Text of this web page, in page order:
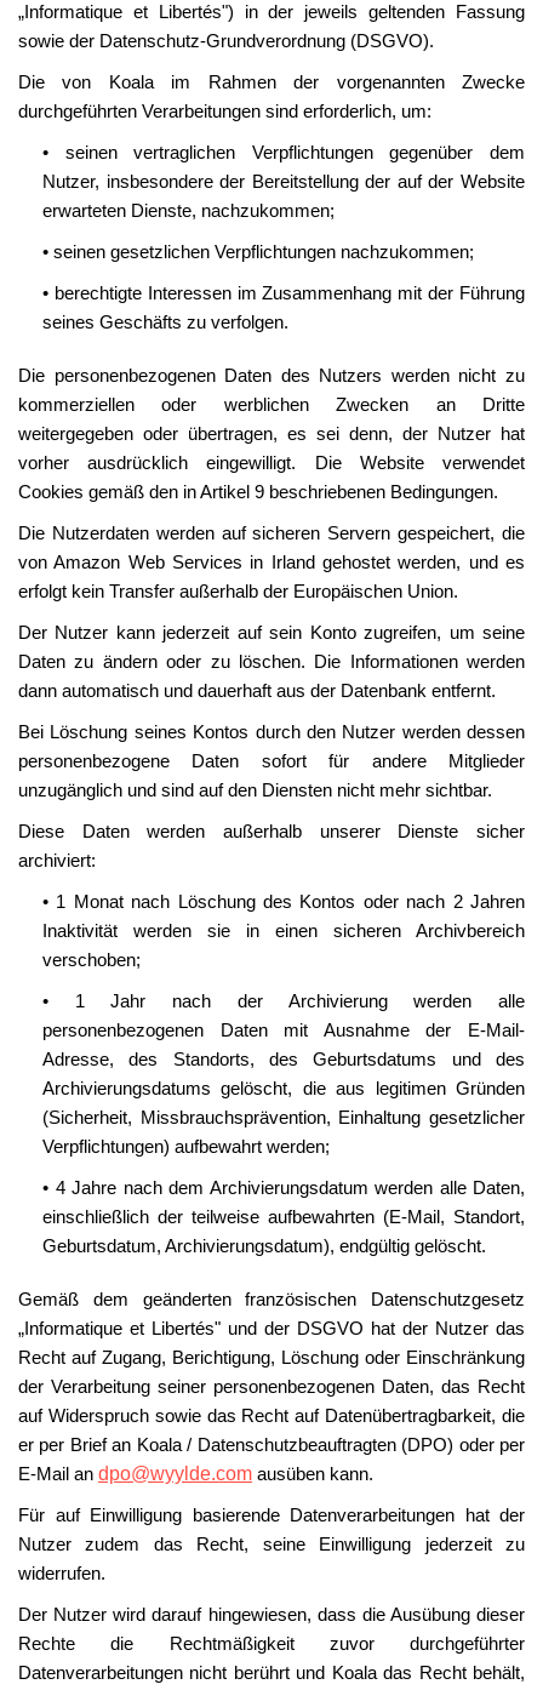
„Informatique et Libertés") in der jeweils geltenden Fassung
sowie der Datenschutz-Grundverordnung (DSGVO).
Die von Koala im Rahmen der vorgenannten Zwecke
durchgeführten Verarbeitungen sind erforderlich, um:
• seinen vertraglichen Verpflichtungen gegenüber dem
Nutzer, insbesondere der Bereitstellung der auf der Website
erwarteten Dienste, nachzukommen;
• seinen gesetzlichen Verpflichtungen nachzukommen;
• berechtigte Interessen im Zusammenhang mit der Führung
seines Geschäfts zu verfolgen.
Die personenbezogenen Daten des Nutzers werden nicht zu
kommerziellen oder werblichen Zwecken an Dritte
weitergegeben oder übertragen, es sei denn, der Nutzer hat
vorher ausdrücklich eingewilligt. Die Website verwendet
Cookies gemäß den in Artikel 9 beschriebenen Bedingungen.
Die Nutzerdaten werden auf sicheren Servern gespeichert, die
von Amazon Web Services in Irland gehostet werden, und es
erfolgt kein Transfer außerhalb der Europäischen Union.
Der Nutzer kann jederzeit auf sein Konto zugreifen, um seine
Daten zu ändern oder zu löschen. Die Informationen werden
dann automatisch und dauerhaft aus der Datenbank entfernt.
Bei Löschung seines Kontos durch den Nutzer werden dessen
personenbezogene Daten sofort für andere Mitglieder
unzugänglich und sind auf den Diensten nicht mehr sichtbar.
Diese Daten werden außerhalb unserer Dienste sicher
archiviert:
• 1 Monat nach Löschung des Kontos oder nach 2 Jahren
Inaktivität werden sie in einen sicheren Archivbereich
verschoben;
• 1 Jahr nach der Archivierung werden alle
personenbezogenen Daten mit Ausnahme der E-Mail-
Adresse, des Standorts, des Geburtsdatums und des
Archivierungsdatums gelöscht, die aus legitimen Gründen
(Sicherheit, Missbrauchsprävention, Einhaltung gesetzlicher
Verpflichtungen) aufbewahrt werden;
• 4 Jahre nach dem Archivierungsdatum werden alle Daten,
einschließlich der teilweise aufbewahrten (E-Mail, Standort,
Geburtsdatum, Archivierungsdatum), endgültig gelöscht.
Gemäß dem geänderten französischen Datenschutzgesetz
„Informatique et Libertés" und der DSGVO hat der Nutzer das
Recht auf Zugang, Berichtigung, Löschung oder Einschränkung
der Verarbeitung seiner personenbezogenen Daten, das Recht
auf Widerspruch sowie das Recht auf Datenübertragbarkeit, die
er per Brief an Koala / Datenschutzbeauftragten (DPO) oder per
E-Mail an dpo@wyylde.com ausüben kann.
Für auf Einwilligung basierende Datenverarbeitungen hat der
Nutzer zudem das Recht, seine Einwilligung jederzeit zu
widerrufen.
Der Nutzer wird darauf hingewiesen, dass die Ausübung dieser
Rechte die Rechtmäßigkeit zuvor durchgeführter
Datenverarbeitungen nicht berührt und Koala das Recht behält,